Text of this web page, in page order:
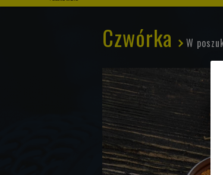
Czwórka W